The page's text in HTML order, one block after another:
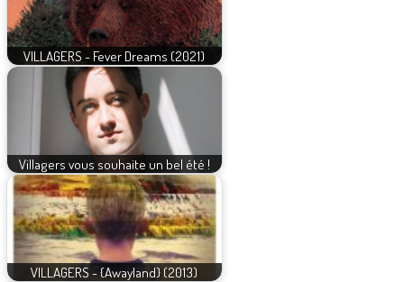
VILLAGERS - Fever Dreams (2021)
Villagers vous souhaite un bel été !
VILLAGERS - {Awayland} (2013)